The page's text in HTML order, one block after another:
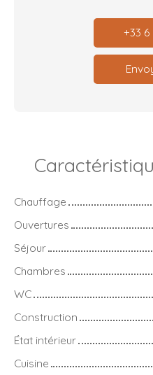
+33 6
Chauffage
Ouvertures
Séjour
Chambres
WC
Construction
État intérieur
Cuisine